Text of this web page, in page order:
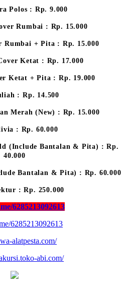
Polos : Rp. 9.000
Rumbai : Rp. 15.000
Rumbai + Pita : Rp. 15.000
Ketat : Rp. 17.000
Ketat + Pita : Rp. 19.000
: Rp. 14.500
Merah (New) : Rp. 15.000
: Rp. 60.000
(Include Bantalan & Pita) : Rp.
40.000
Bantalan & Pita) : Rp. 60.000
: Rp. 250.000
6285213092613
6285213092613
alatpesta.com/
abi.com/